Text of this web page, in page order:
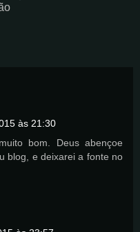
às 21:30
bom. Deus abençoe
blog, e deixarei a fonte no